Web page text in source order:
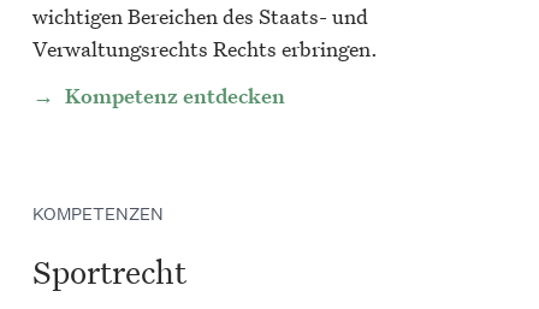
wichtigen Bereichen des Staats- und
Verwaltungsrechts Rechts erbringen.
Kompetenz entdecken
KOMPETENZEN
Sportrecht